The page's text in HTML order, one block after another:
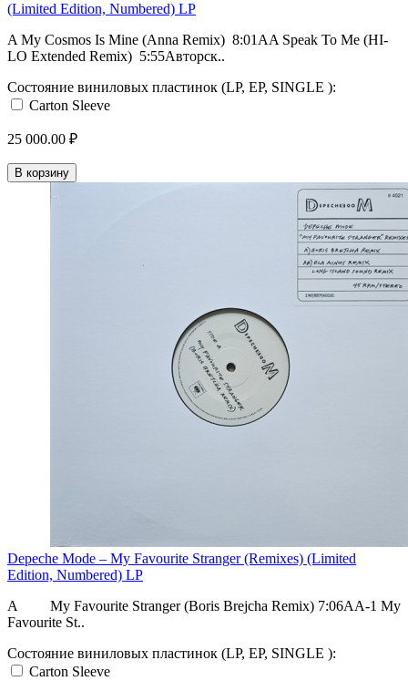
(Limited Edition, Numbered) LP
A My Cosmos Is Mine (Anna Remix) 8:01AA Speak To Me (HI-
LO Extended Remix) 5:55Авторск..
Состояние виниловых пластинок (LP, EP, SINGLE ):
Carton Sleeve
25 000.00 ₽
В корзину
Depeche Mode – My Favourite Stranger (Remixes) (Limited
Edition, Numbered) LP
A My Favourite Stranger (Boris Brejcha Remix) 7:06AA-1 My
Favourite St..
Состояние виниловых пластинок (LP, EP, SINGLE ):
Carton Sleeve